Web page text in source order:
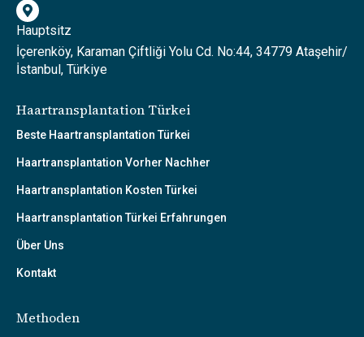
Hauptsitz
İçerenköy, Karaman Çiftliği Yolu Cd. No:44, 34779 Ataşehir/
İstanbul, Türkiye
Haartransplantation Türkei
Beste Haartransplantation Türkei
Haartransplantation Vorher Nachher
Haartransplantation Kosten Türkei
Haartransplantation Türkei Erfahrungen
Über Uns
Kontakt
Methoden